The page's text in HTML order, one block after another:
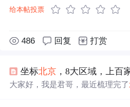
给本帖投票
486 回复 打赏
坐标北京 ，8大区域，上百
大家好，我是君哥，最近梳理完了